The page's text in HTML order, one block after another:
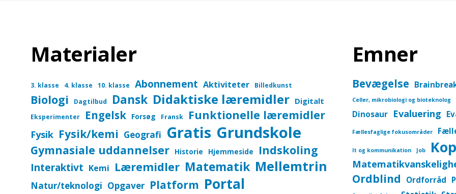
Materialer
3. klasse 4. klasse 10. klasse Abonnement Aktiviteter Billedkunst
Biologi Dagtilbud Dansk Didaktiske læremidler Digitalt
Eksperimenter Engelsk Forsøg Fransk Funktionelle læremidler
Fysik Fysik/kemi Geografi Gratis Grundskole
Gymnasiale uddannelser Historie Hjemmeside Indskoling
Interaktivt Kemi Læremidler Matematik Mellemtrin
Natur/teknologi Opgaver Platform Portal
Emner
Bevægelse
Celler, mikrobiologi og bioteknolog
Dinosaur Evaluering
Fællesfaglige fokusområder
It og kommunikation Job
Ordblind Ordforråd